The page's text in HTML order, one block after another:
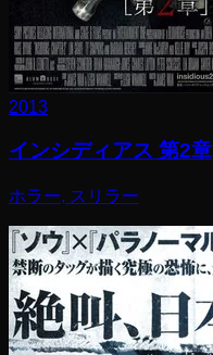
2013
インシディアス 第2章
ホラー, スリラー